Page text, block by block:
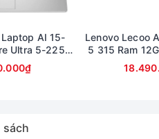
Laptop AI 15-
Ultra 5-225U
Màn hình
Touch
Lenovo Lecoo
5 315 Ram
Màn hình
sách